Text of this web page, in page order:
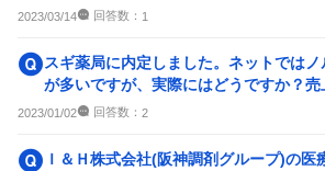
企業の選考に関するクチコミ
16 件
くださいといわれました...
2023/03/14 回答数： 1
スギ薬局に内定しました。ネットではノ
が多いですが、実際にはどうですか？
いますが、どの程度の厳...
2023/01/02 回答数： 2
Ｉ＆Ｈ株式会社(阪神調剤グループ)の医